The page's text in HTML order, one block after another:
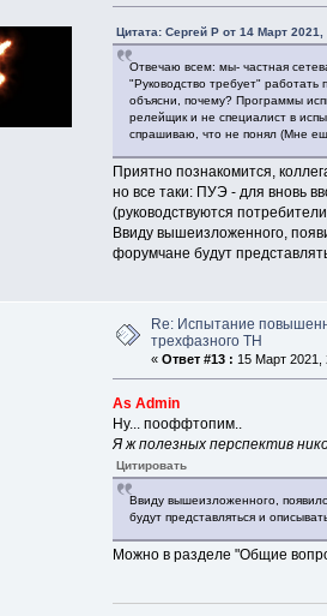
Цитата: Сергей Р от 14 Март 2021,
Отвечаю всем: мы- частная
"Руководство требует"
объясни, почему? Программы
релейщик и не специалист в
спрашиваю, что не понял (Мне
Приятно познакомится,
но все таки: ПУЭ - для вновь
(руководствуются
Ввиду вышеизложенного,
форумчане будут
Re: Испытание
трехфазного ТН
« Ответ #13 : 15 Март 2021,
As Admin
Ну... пооффтопим..
Я ж полезных перспектив
Цитировать
Ввиду вышеизложенного,
будут представляться и
Можно в разделе "Общие